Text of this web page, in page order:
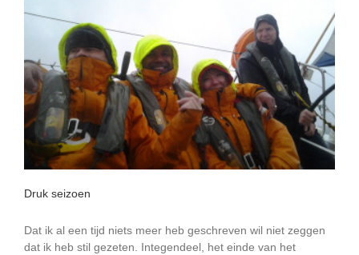
Druk seizoen
Dat ik al een tijd niets meer heb geschreven wil niet zeggen
dat ik heb stil gezeten. Integendeel, het einde van het